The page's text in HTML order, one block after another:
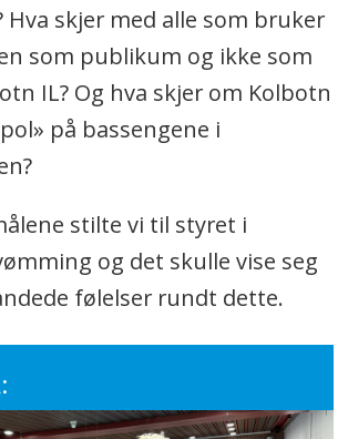
Hva skjer med alle som bruker
som publikum og ikke som
IL? Og hva skjer om Kolbotn
på bassengene i
stilte vi til styret i
og det skulle vise seg
følelser rundt dette.